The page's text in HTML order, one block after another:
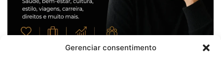
Gerenciar consentimento